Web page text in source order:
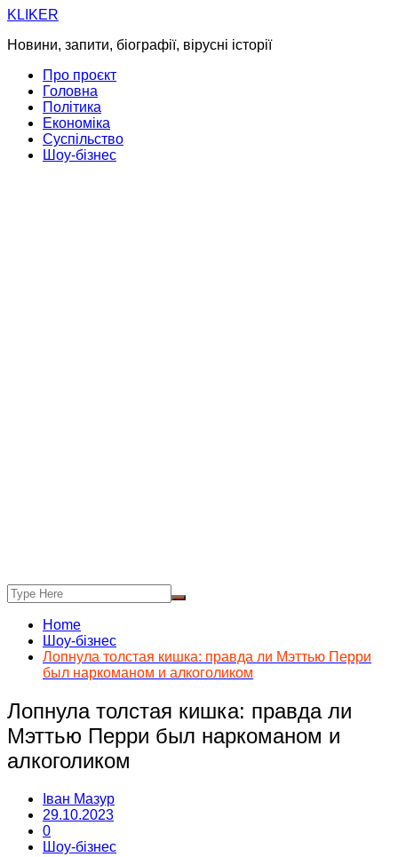
Skip
content
KLIKER
Новини, запити, біографії, вірусні історії
Про проєкт
Головна
Політика
Економіка
Суспільство
Шоу-бізнес
Home
Шоу-бізнес
Лопнула толстая кишка: правда ли Мэттью Перри
был наркоманом и алкоголиком
Лопнула толстая кишка: правда ли
Мэттью Перри был наркоманом и
алкоголиком
Іван Мазур
29.10.2023
0
Шоу-бізнес